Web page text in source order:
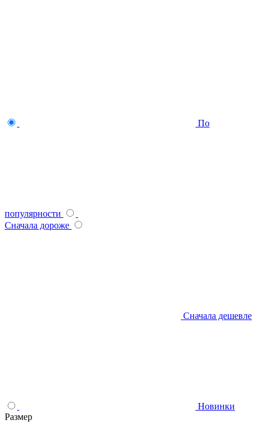
По
популярности
Сначала дороже
Сначала дешевле
Новинки
Размер